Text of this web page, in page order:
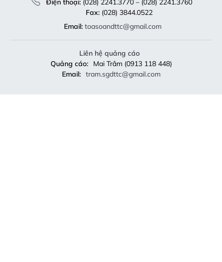
Điện thoại:(028) 2241.3770 – (028) 2241.3760
Fax:(028) 3844.0522
Email: toasoandttc@gmail.com
Liên hệ quảng cáo
Quảng cáo:
Mai Trâm (0913 118 448)
Email: tram.sgdttc@gmail.com